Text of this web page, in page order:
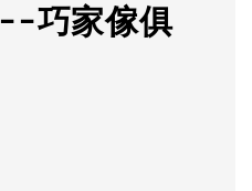
巧家傢俱